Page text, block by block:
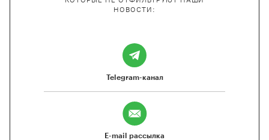
НОВОСТИ:
Telegram-канал
E-mail рассылка